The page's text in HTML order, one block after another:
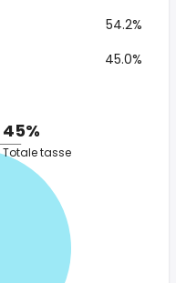
54.2%
45.0%
45%
Totale tasse